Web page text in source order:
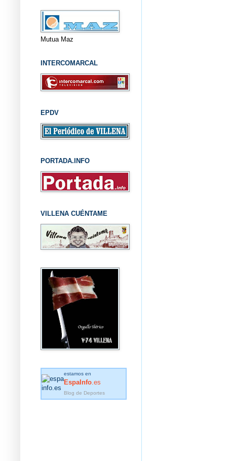
Mutua Maz
INTERCOMARCAL
EPDV
PORTADA.INFO
VILLENA CUÉNTAME
estamos en
EspaInfo .es
Blog de Deportes